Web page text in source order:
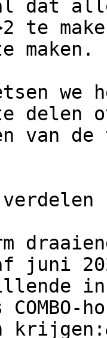
dat
te
maken.
we
van
juni